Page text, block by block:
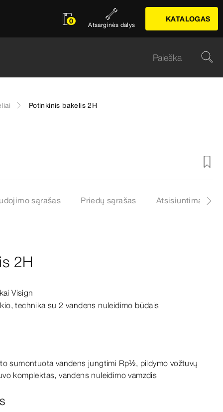
0 Atsarginės dalys
KATALOGAS
Potinkinis bakelis 2H
sąrašas Priedų sąrašas Atsisiuntimai
2H
Visign
technika su 2 vandens nuleidimo būdais
sumontuota vandens jungtimi Rp½, pildymo vožtuvų
komplektas, vandens nuleidimo vamzdis